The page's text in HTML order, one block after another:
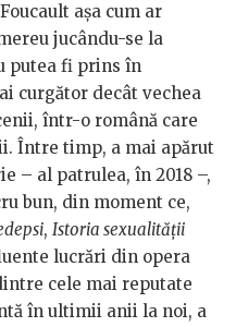
așa cum ar
jucându-se la
putea fi prins în
curgător decât vechea
într-o română care
Între timp, a mai apărut
– al patrulea, în 2018 –,
bun, din moment ce,
, Istoria sexualității
lucrări din opera
cele mai reputate
în ultimii anii la noi, a